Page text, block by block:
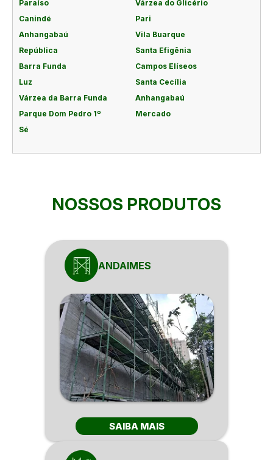
Paraíso
Várzea do Glicério
Canindé
Pari
Anhangabaú
Vila Buarque
República
Santa Efigênia
Barra Funda
Campos Elíseos
Luz
Santa Cecília
Várzea da Barra Funda
Anhangabaú
Parque Dom Pedro 1º
Mercado
Sé
NOSSOS PRODUTOS
ANDAIMES
SAIBA MAIS